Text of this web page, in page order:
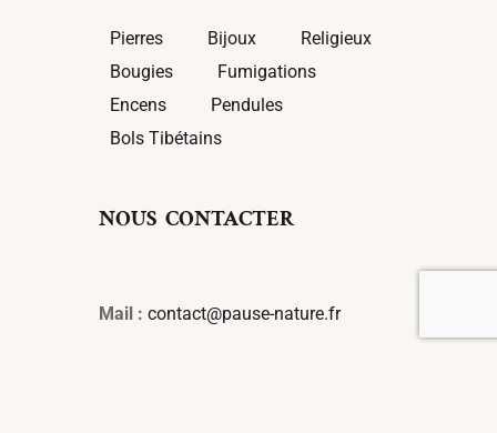
Pierres Bijoux
Religieux
Bougies
Fumigations
Encens
Pendules
Bols Tibétains
NOUS CONTACTER
Mail : contact@pause-nature.fr